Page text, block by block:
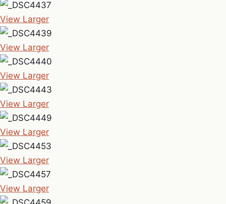
View Larger
View Larger
View Larger
View Larger
View Larger
View Larger
View Larger